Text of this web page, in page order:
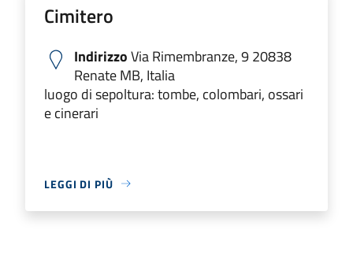
Cimitero
IndirizzoVia Rimembranze, 9 20838
Renate MB, Italia
luogo di sepoltura: tombe, colombari, ossari
e cinerari
LEGGI DI PIÙ